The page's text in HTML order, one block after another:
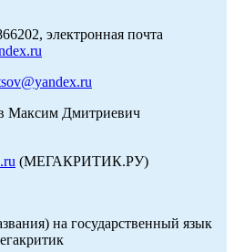
электронная почта
Максим Дмитриевич
(МЕГАКРИТИК.РУ)
на государственный язык